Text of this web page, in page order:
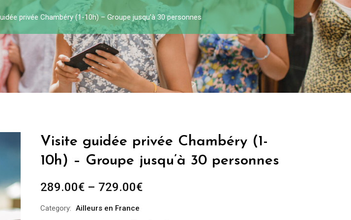
privée Chambéry (1-10h) – Groupe jusqu’à 30 personnes
Visite guidée privée Chambéry (1-
10h) – Groupe jusqu’à 30 personnes
289.00€ – 729.00€
Category: Ailleurs en France